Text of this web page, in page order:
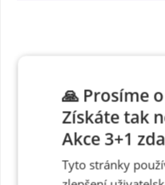
🙏 Prosíme
Získáte tak
Akce 3+1
Tyto stránky